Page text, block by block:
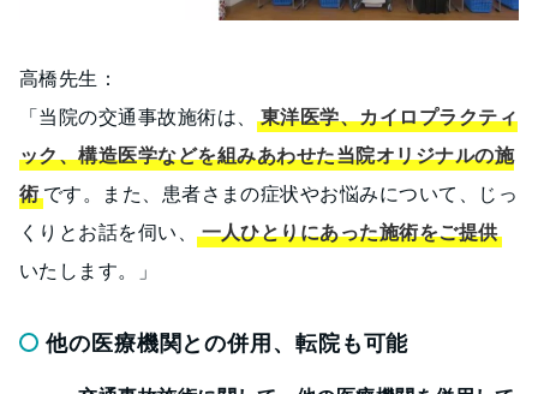
高橋先生：
「当院の交通事故施術は、
東洋医学、カイロプラクティ
ック、構造医学などを組みあわせた当院オリジナルの施
術です。また、患者さまの症状やお悩みについて、じっ
くりとお話を伺い、一人ひとりにあった施術をご提供
いたします。」
他の医療機関との併用、転院も可能